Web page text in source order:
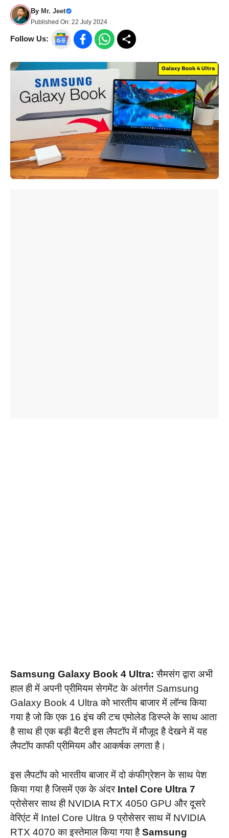
By Mr. Jeet
Published On: 22 July 2024
Follow Us:
Samsung Galaxy Book 4 Ultra: सैमसंग द्वारा अभी
हाल ही में अपनी प्रीमियम सेगमेंट के अंतर्गत Samsung
Galaxy Book 4 Ultra को भारतीय बाजार में लॉन्च किया
गया है जो कि एक 16 इंच की टच एमोलेड डिस्प्ले के साथ आता
है साथ ही एक बड़ी बैटरी इस लैपटॉप में मौजूद है देखने में यह
लैपटॉप काफी प्रीमियम और आकर्षक लगता है।
इस लैपटॉप को भारतीय बाजार में दो कंफीग्रेशन के साथ पेश
किया गया है जिसमें एक के अंदर Intel Core Ultra 7
प्रोसेसर साथ ही NVIDIA RTX 4050 GPU और दूसरे
वेरिएंट में Intel Core Ultra 9 प्रोसेसर साथ में NVIDIA
RTX 4070 का इस्तेमाल किया गया हैSamsung